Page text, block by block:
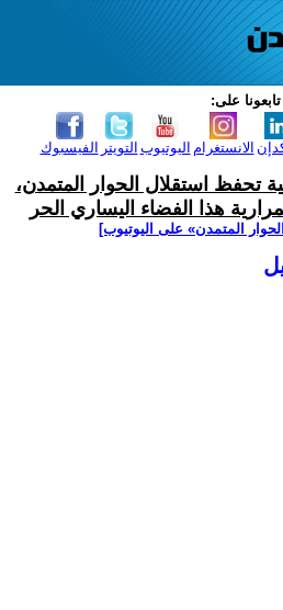
تابعونا على:
الفيسبوك التويتر اليوتيوب الانستغرام
تحفظ استقلال الحوار المتمدن،
هذا الفضاء اليساري الحر
المتمدن» على اليوتيوب]